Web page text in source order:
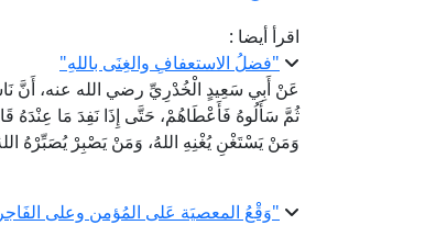
اقرأ أيضا :
"فضلُ الاستعفافِ والغِنَى باللهِ"
عَنْ أَبِي سَعِيدٍ الْخُدْرِيِّ رضي الله عنه، أَنَّ
ثُمَّ سَأَلُوهُ فَأَعْطَاهُمْ، حَتَّى إِذَا نَفِدَ مَا
وَمَنْ يَسْتَغْنِ يُغْنِهِ اللهُ، وَمَنْ يَصْبِرْ يُصَبِّرْهُ
"وَقْعُ المعصيَة عَلى المُؤمن وعلى